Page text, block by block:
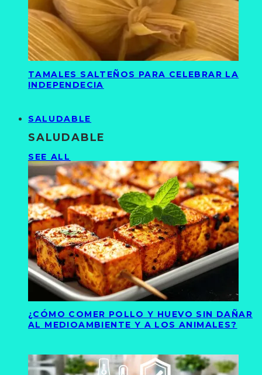
TAMALES SALTEÑOS PARA CELEBRAR LA
INDEPENDECIA
SALUDABLE
SALUDABLE
SEE ALL
¿CÓMO COMER POLLO Y HUEVO SIN DAÑAR
AL MEDIOAMBIENTE Y A LOS ANIMALES?